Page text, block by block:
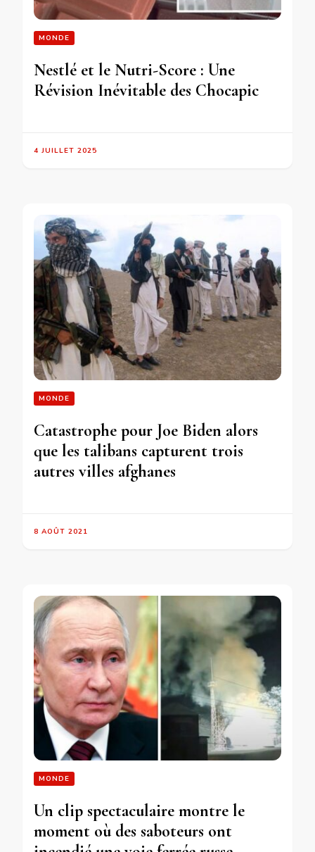
MONDE
Nestlé et le Nutri-Score : Une
Révision Inévitable des Chocapic
4 JUILLET 2025
MONDE
Catastrophe pour Joe Biden alors
que les talibans capturent trois
autres villes afghanes
8 AOÛT 2021
MONDE
Un clip spectaculaire montre le
moment où des saboteurs ont